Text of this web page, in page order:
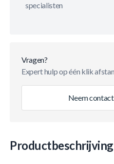
specialisten
Vragen?
Expert hulp op één klik
Neem
Productbeschrijving